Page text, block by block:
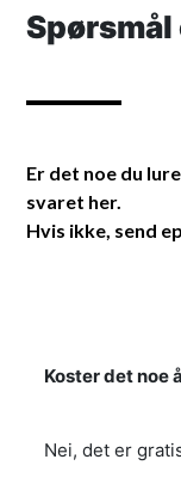
Spørsmål
Er det noe du
svaret her.
Hvis ikke, send
Koster det noe
Nei, det er